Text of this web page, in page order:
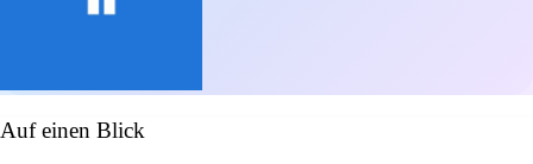
Auf einen Blick